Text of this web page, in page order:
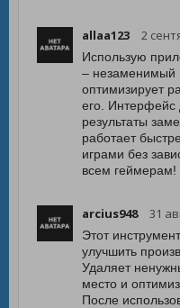
allaa123 2
Использую
– незаменимый
оптимизирует
его. Интерфейс
результаты
работает
играми без
всем геймерам!
arcius948 31
Этот
улучшить
Удаляет
место и
После